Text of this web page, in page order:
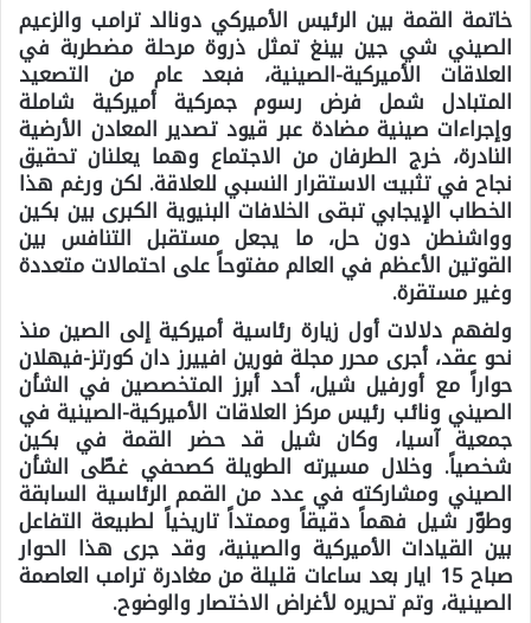
خاتمة القمة بين الرئيس الأميركي دونالد ترامب والزعيم
الصيني شي جين بينغ تمثل ذروة مرحلة مضطربة في
العلاقات الأميركية-الصينية، فبعد عام من التصعيد
المتبادل شمل فرض رسوم جمركية أميركية شاملة
وإجراءات صينية مضادة عبر قيود تصدير المعادن الأرضية
النادرة، خرج الطرفان من الاجتماع وهما يعلنان تحقيق
نجاح في تثبيت الاستقرار النسبي للعلاقة. لكن ورغم هذا
الخطاب الإيجابي تبقى الخلافات البنيوية الكبرى بين بكين
وواشنطن دون حل، ما يجعل مستقبل التنافس بين
القوتين الأعظم في العالم مفتوحاً على احتمالات متعددة
وغير مستقرة.
ولفهم دلالات أول زيارة رئاسية أميركية إلى الصين منذ
نحو عقد، أجرى محرر مجلة فورين افييرز دان كورتز-فيهلان
حواراً مع أورفيل شيل، أحد أبرز المتخصصين في الشأن
الصيني ونائب رئيس مركز العلاقات الأميركية-الصينية في
جمعية آسيا، وكان شيل قد حضر القمة في بكين
شخصياً. وخلال مسيرته الطويلة كصحفي غطّى الشأن
الصيني ومشاركته في عدد من القمم الرئاسية السابقة
وطوّر شيل فهماً دقيقاً وممتداً تاريخياً لطبيعة التفاعل
بين القيادات الأميركية والصينية، وقد جرى هذا الحوار
صباح 15 ايار بعد ساعات قليلة من مغادرة ترامب العاصمة
الصينية، وتم تحريره لأغراض الاختصار والوضوح.